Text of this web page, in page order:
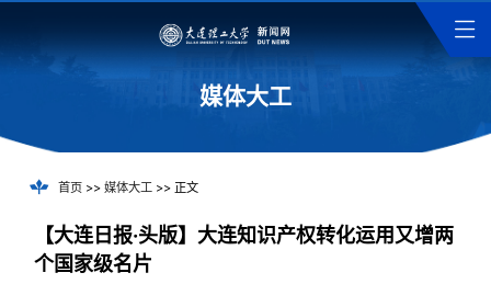
媒体大工
首页>> 媒体大工>> 正文
【大连日报·头版】大连知识产权转化运用又增两
个国家级名片